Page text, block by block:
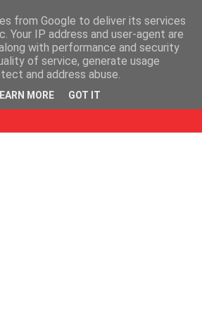
from Google to deliver its services
Your IP address and user-agent are
with performance and security
of service, generate usage
and address abuse.
MORE GOT IT